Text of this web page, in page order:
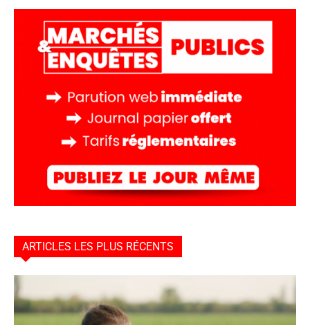
ARTICLES LES PLUS RÉCENTS